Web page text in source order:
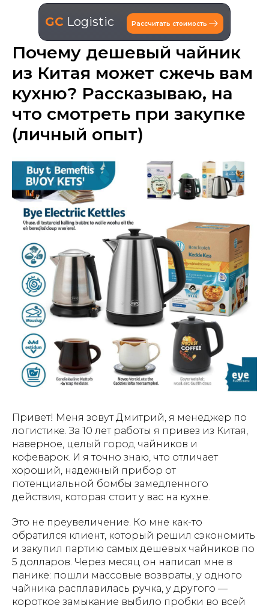
GC Logistic Рассчитать стоимость
Почему дешевый чайник
из Китая может сжечь вам
кухню? Рассказываю, на
что смотреть при закупке
(личный опыт)
Привет! Меня зовут Дмитрий, я менеджер по
логистике. За 10 лет работы я привез из Китая,
наверное, целый город чайников и
кофеварок. И я точно знаю, что отличает
хороший, надежный прибор от
потенциальной бомбы замедленного
действия, которая стоит у вас на кухне.
Это не преувеличение. Ко мне как-то
обратился клиент, который решил сэкономить
и закупил партию самых дешевых чайников по
5 долларов. Через месяц он написал мне в
панике: пошли массовые возвраты, у одного
чайника расплавилась ручка, у другого —
короткое замыкание выбило пробки во всей